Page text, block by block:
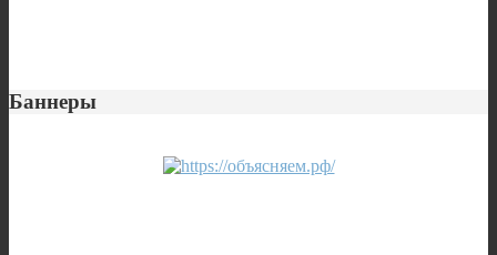
Баннеры